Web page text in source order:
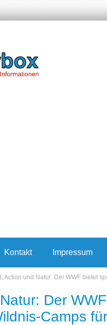
Kontakt Impressum
Action und Natur: Der WWF bietet
Der
Camps